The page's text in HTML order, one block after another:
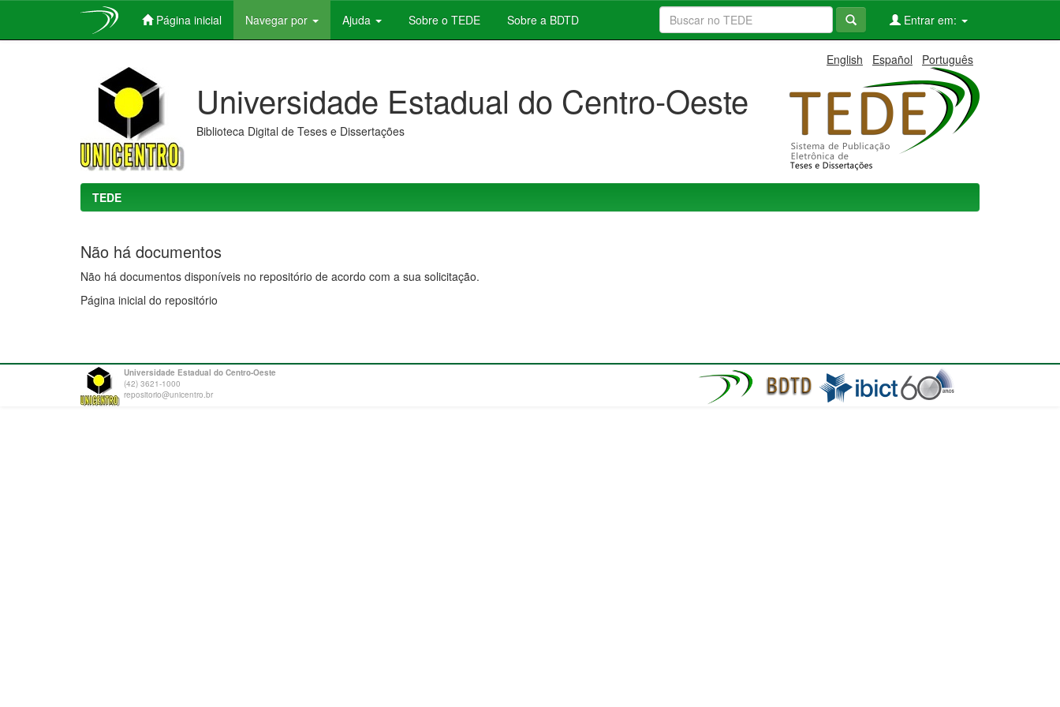
Página inicial Navegar por Ajuda Sobre o TEDE Sobre a BDTD Entrar em:
English Español Português
Universidade Estadual do Centro-Oeste
Biblioteca Digital de Teses e Dissertações
TEDE
Não há documentos
Não há documentos disponíveis no repositório de acordo com a sua solicitação.
Página inicial do repositório
Universidade Estadual do Centro-Oeste
(42) 3621-1000
repositorio@unicentro.br